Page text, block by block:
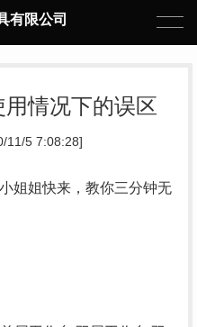
有限公司
情况下的误区
11/5 7:08:28]
姐姐快来，教你三分钟无